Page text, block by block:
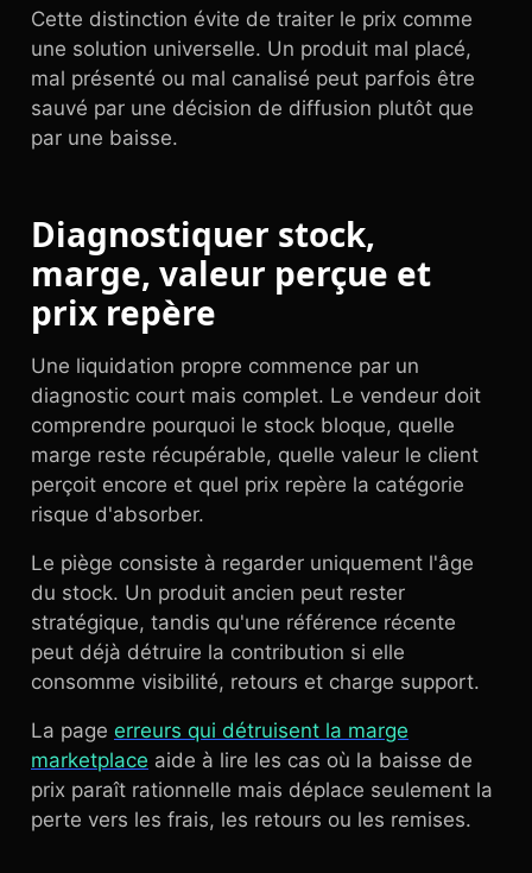
Cette distinction évite de traiter le prix comme
une solution universelle. Un produit mal placé,
mal présenté ou mal canalisé peut parfois être
sauvé par une décision de diffusion plutôt que
par une baisse.
Diagnostiquer stock,
marge, valeur perçue et
prix repère
Une liquidation propre commence par un
diagnostic court mais complet. Le vendeur doit
comprendre pourquoi le stock bloque, quelle
marge reste récupérable, quelle valeur le client
perçoit encore et quel prix repère la catégorie
risque d'absorber.
Le piège consiste à regarder uniquement l'âge
du stock. Un produit ancien peut rester
stratégique, tandis qu'une référence récente
peut déjà détruire la contribution si elle
consomme visibilité, retours et charge support.
La page erreurs qui détruisent la marge
marketplace aide à lire les cas où la baisse de
prix paraît rationnelle mais déplace seulement la
perte vers les frais, les retours ou les remises.